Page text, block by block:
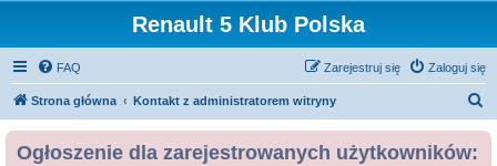
Renault 5 Klub Polska
FAQ Zaloguj się
Zarejestruj się
Strona główna Kontakt z administratorem witryny
Ogłoszenie dla zarejestrowanych użytkowników: